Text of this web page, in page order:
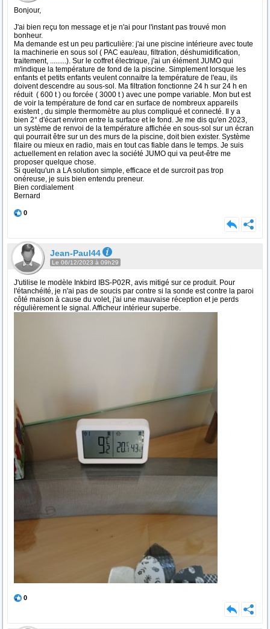
Bonjour,
J'ai bien reçu ton message et je n'ai pour l'instant pas trouvé mon
bonheur.
Ma demande est un peu particulière: j'ai une piscine intérieure avec toute
la machinerie en sous sol ( PAC eau/eau, filtration, déshumidification,
traitement, .........). Sur le coffret électrique, j'ai un élément JUMO qui
m'indique la température de fond de la piscine. Simplement lorsque les
enfants et petits enfants veulent connaitre la température de l'eau, ils
doivent descendre au sous-sol. Ma filtration fonctionne 24 h sur 24 h en
réduit ( 600 t ) ou forcée ( 3000 t ) avec une pompe variable. Mon but est
de voir la température de fond car en surface de nombreux appareils
existent , du simple thermomètre au plus compliqué et connecté. Il y a
bien 2° d'écart environ entre la surface et le fond. Je me dis qu'en 2023,
un système de renvoi de la température affichée en sous-sol sur un écran
qui pourrait être sur un des murs de la piscine, doit bien exister. Système
filaire ou mieux en radio, mais en tout cas fiable dans le temps. Je suis
actuellement en relation avec la société JUMO qui va peut-être me
proposer quelque chose.
Si quelqu'un a LA solution simple, efficace et de surcroit pas trop
onéreuse, je suis bien entendu preneur.
Bien cordialement
Bernard
0
Jean-Paul44
Le 06/12/2023 à 09h29
J'utilise le modèle Inkbird IBS-P02R, avis mitigé sur ce produit. Pour
l'étanchéité, je n'ai pas de soucis par contre si la sonde est contre la paroi
côté maison à cause du volet, j'ai une mauvaise réception et je perds
régulièrement le signal. Afficheur intérieur superbe.
0